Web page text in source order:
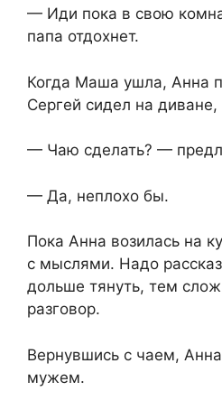
— Иди пока в свою
папа отдохнет.
Когда Маша ушла, Анна
Сергей сидел на диване,
— Чаю сделать? —
— Да, неплохо бы.
Пока Анна возилась на
с мыслями. Надо
дольше тянуть, тем
разговор.
Вернувшись с чаем,
мужем.